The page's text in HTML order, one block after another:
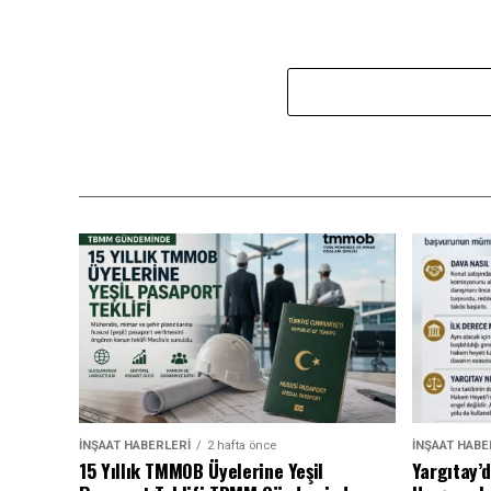
İNŞAAT HABERLERI 2 hafta önce
15 Yıllık TMMOB Üyelerine Yeşil
İNŞAAT